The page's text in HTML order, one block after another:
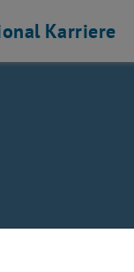
Karriere